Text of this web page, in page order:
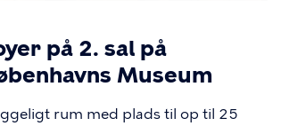
på 2. sal på
Museum
rum med plads til op til 25